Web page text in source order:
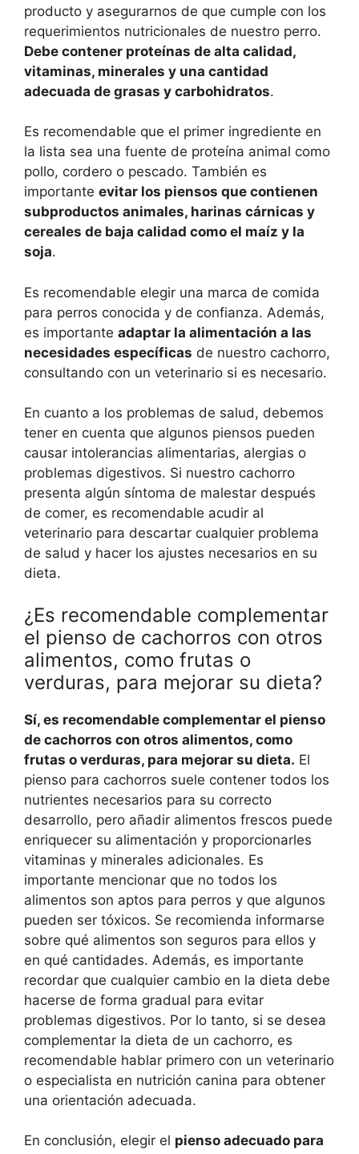
producto y asegurarnos de que cumple con los
requerimientos nutricionales de nuestro perro.
Debe contener proteínas de alta calidad,
vitaminas, minerales y una cantidad
adecuada de grasas y carbohidratos.
Es recomendable que el primer ingrediente en
la lista sea una fuente de proteína animal como
pollo, cordero o pescado. También es
importante evitar los piensos que contienen
subproductos animales, harinas cárnicas y
cereales de baja calidad como el maíz y la
soja.
Es recomendable elegir una marca de comida
para perros conocida y de confianza. Además,
es importante adaptar la alimentación a las
necesidades específicas de nuestro cachorro,
consultando con un veterinario si es necesario.
En cuanto a los problemas de salud, debemos
tener en cuenta que algunos piensos pueden
causar intolerancias alimentarias, alergias o
problemas digestivos. Si nuestro cachorro
presenta algún síntoma de malestar después
de comer, es recomendable acudir al
veterinario para descartar cualquier problema
de salud y hacer los ajustes necesarios en su
dieta.
¿Es recomendable complementar
el pienso de cachorros con otros
alimentos, como frutas o
verduras, para mejorar su dieta?
Sí, es recomendable complementar el pienso
de cachorros con otros alimentos, como
frutas o verduras, para mejorar su dieta. El
pienso para cachorros suele contener todos los
nutrientes necesarios para su correcto
desarrollo, pero añadir alimentos frescos puede
enriquecer su alimentación y proporcionarles
vitaminas y minerales adicionales. Es
importante mencionar que no todos los
alimentos son aptos para perros y que algunos
pueden ser tóxicos. Se recomienda informarse
sobre qué alimentos son seguros para ellos y
en qué cantidades. Además, es importante
recordar que cualquier cambio en la dieta debe
hacerse de forma gradual para evitar
problemas digestivos. Por lo tanto, si se desea
complementar la dieta de un cachorro, es
recomendable hablar primero con un veterinario
o especialista en nutrición canina para obtener
una orientación adecuada.
En conclusión, elegir el pienso adecuado para